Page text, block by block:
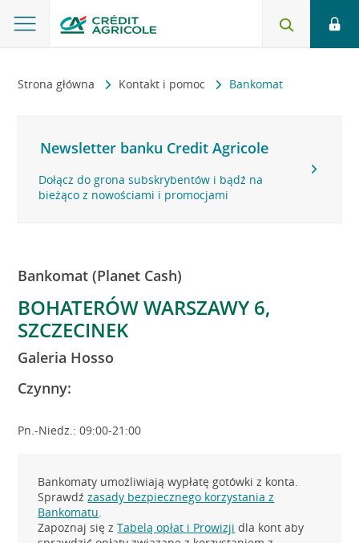
Strona główna Kontakt i pomoc Bankomat
Newsletter banku Credit Agricole
Dołącz do grona subskrybentów i bądź na
bieżąco z nowościami i promocjami
Bankomat (Planet Cash)
BOHATERÓW WARSZAWY 6,
SZCZECINEK
Galeria Hosso
Czynny:
Pn.-Niedz.: 09:00-21:00
Bankomaty umożliwiają wypłatę gotówki z konta.
Sprawdźzasady bezpiecznego korzystania z
Bankomatu.
Zapoznaj się zTabelą opłat i Prowizji dla kont aby